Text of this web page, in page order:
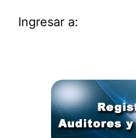
Ingresar a: